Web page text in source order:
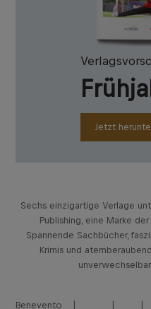
Jetzt
Sechs einzigartige Verlage
Publishing, eine Marke
Spannende Sachbücher,
Krimis und
Benevento